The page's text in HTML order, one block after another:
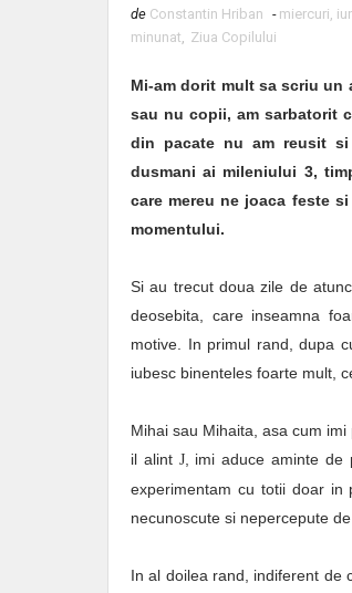
de Constantin Hriban - miercuri,
minunat, Ziua Copilului
Mi-am dorit mult sa scriu un
sau nu copii, am sarbatorit
din pacate nu am reusit
dusmani ai mileniului 3,
care mereu ne joaca feste
momentului.
Si au trecut doua zile de
deosebita, care inseamna
motive. In primul rand, dupa
iubesc binenteles foarte mult,
Mihai sau Mihaita, asa cum
il alint J, imi aduce aminte de
experimentam cu totii doar in
necunoscute si nepercepute de
In al doilea rand, indiferent de